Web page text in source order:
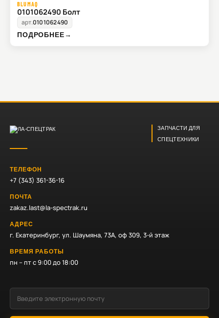
BLUMAQ
0101062490 Болт
арт.0101062490
ПОДРОБНЕЕ→
ЗАПЧАСТИ ДЛЯ
СПЕЦТЕХНИКИ
ТЕЛЕФОН
+7 (343) 361-36-16
ПОЧТА
zakaz.last@la-spectrak.ru
АДРЕС
г. Екатеринбург, ул. Шаумяна, 73А, оф 309, 3-й этаж
ВРЕМЯ РАБОТЫ
пн – пт с 9:00 до 18:00